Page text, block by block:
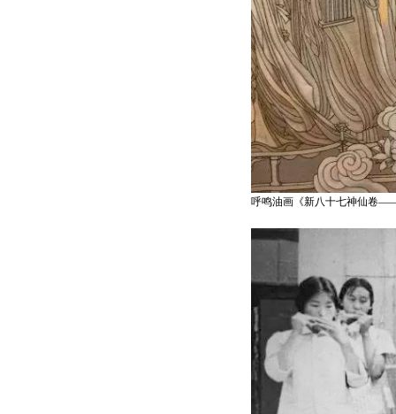
呼鸣油画《新八十七神仙卷